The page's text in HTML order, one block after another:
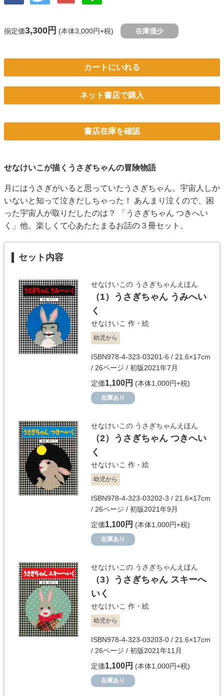
揃定価3,300円 (本体3,000円+税) 在庫僅少
カートにいれる
ネット書店で購入
書店在庫を確認
せなけいこが描くうさぎちゃんの冒険物語
月にはうさぎがいると思っていたうさぎちゃん。宇宙人しか
いないと知って泣きだしちゃった！ あんまり泣くので、困
った宇宙人が取りだしたのは？ 「うさぎちゃん つきへい
く」他。楽しくて心あたたまるお話の３冊セット。
セット内容
せなけいこの うさぎちゃんえほん
（1）
うさぎちゃん うみへい
く
せなけいこ 作・絵
幼児から
ISBN978-4-323-03201-6 / 21.6×17cm
/ 26ページ / 初版2021年7月
定価1,100円 (本体1,000円+税)
在庫あり
せなけいこの うさぎちゃんえほん
（2）
うさぎちゃん つきへい
く
せなけいこ 作・絵
幼児から
ISBN978-4-323-03202-3 / 21.6×17cm
/ 26ページ / 初版2021年9月
定価1,100円 (本体1,000円+税)
在庫あり
せなけいこの うさぎちゃんえほん
（3）
うさぎちゃん スキーへ
いく
せなけいこ 作・絵
幼児から
ISBN978-4-323-03203-0 / 21.6×17cm
/ 26ページ / 初版2021年11月
定価1,100円 (本体1,000円+税)
在庫あり